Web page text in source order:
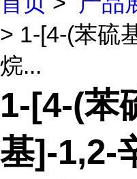
> 1-[4-(苯硫
烷...
1-[4-(苯
基]-1,2-